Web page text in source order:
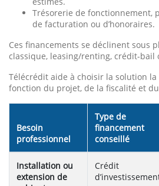
Trésorerie de fonctionnement,
de facturation ou d’honoraires.
Ces financements se déclinent sous
classique, leasing/renting, crédit-bail
Télécrédit aide à choisir la solution
fonction du projet, de la fiscalité et
Besoin
professionnel
Type de
financement
conseillé
Installation ou
extension de
Crédit